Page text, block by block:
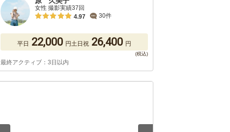
女性 撮影実績37回
4.97
30件
平日 22,000 円土日祝 26,400 円
最終アクティブ：3日以内